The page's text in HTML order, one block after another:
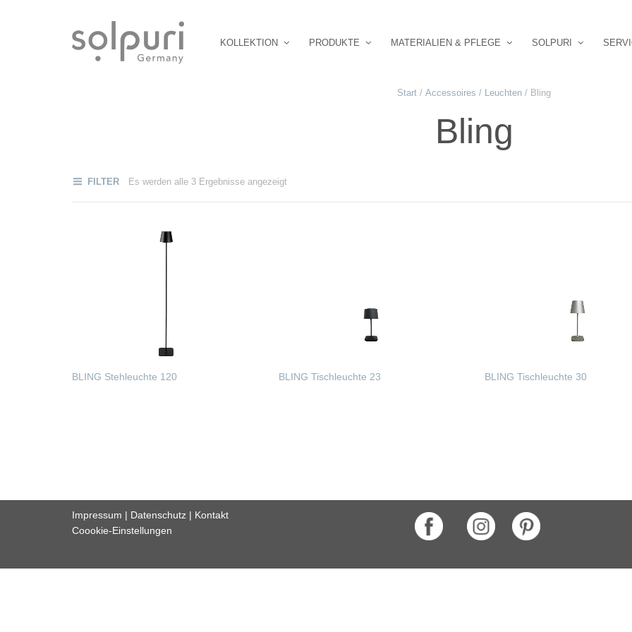
KOLLEKTION PRODUKTE MATERIALIEN & PFLEGE SOLPURI
Start / Accessoires / Leuchten / Bling
Bling
FILTER Es werden alle 3 Ergebnisse angezeigt
BLING Stehleuchte 120 BLING Tischleuchte 23 BLING Tischleuchte 30
Impressum | Datenschutz | Kontakt
Coookie-Einstellungen